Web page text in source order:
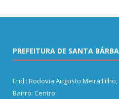
PREFEITURA DE SANTA
End.: Rodovia Augusto Meira Filho,
Bairro: Centro